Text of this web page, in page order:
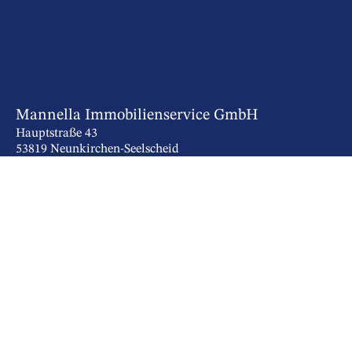
Mannella Immobilienservice GmbH
Hauptstraße 43
53819 Neunkirchen-Seelscheid